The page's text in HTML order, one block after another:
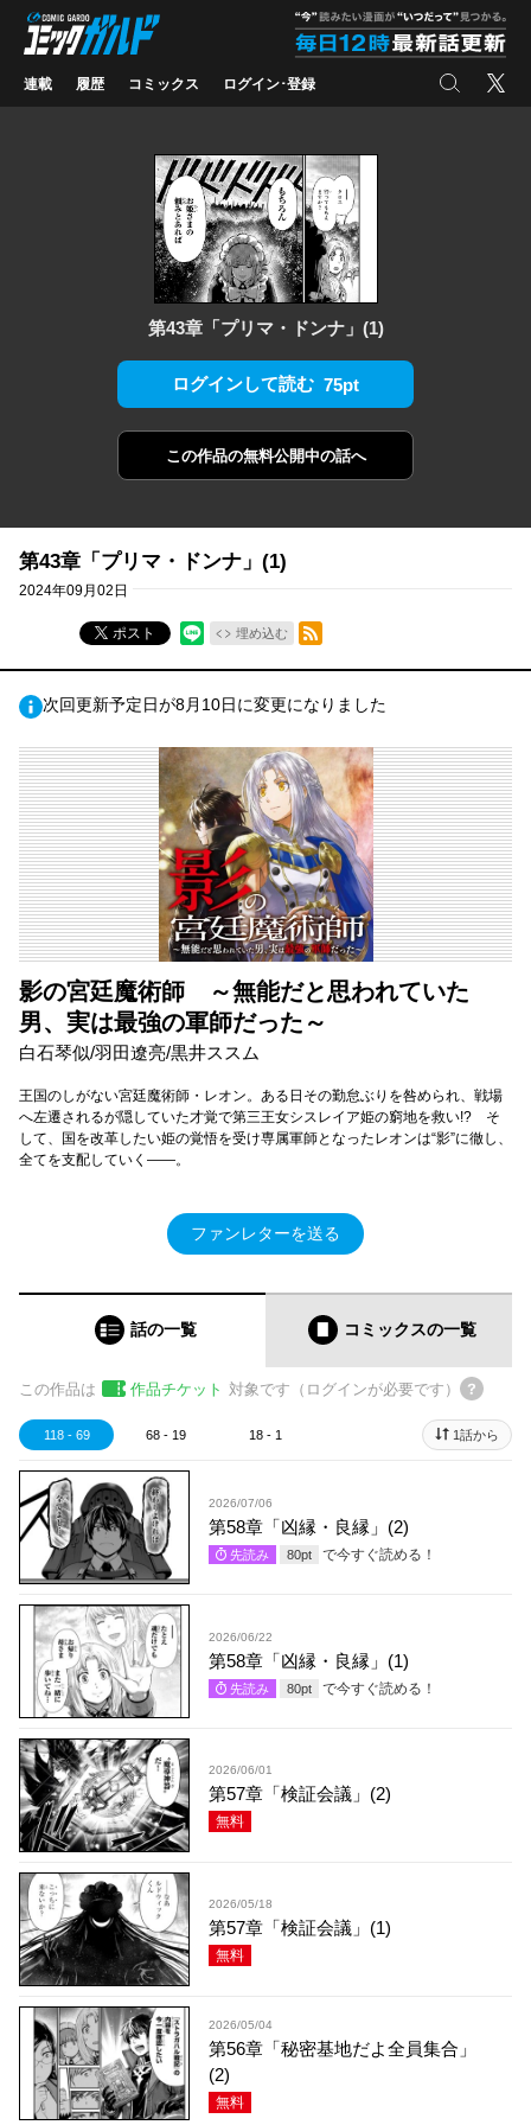
コミックガルド
連載 履歴 コミックス ログイン･登録 検索 X
第43章「プリマ・ドンナ」(1)
ログインして読む 75pt
この作品の無料公開中の話へ
第43章「プリマ・ドンナ」(1)
2024年09月02日
ポスト 埋め込む
RSSフィード
次回更新予定日が8月10日に変更になりました
影の宮廷魔術師 ～無能だと思われていた
男、実は最強の軍師だった～
白石琴似/羽田遼亮/黒井ススム
王国のしがない宮廷魔術師・レオン。ある日その勤怠ぶりを咎められ、戦場
へ左遷されるが隠していた才覚で第三王女シスレイア姫の窮地を救い!? そ
して、国を改革したい姫の覚悟を受け専属軍師となったレオンは“影”に徹し、
全てを支配していく――。
ファンレターを送る
話の一覧 コミックスの一覧
この作品は 作品チケット 対象です（ログインが必要です）
118 - 69 68 - 19 18 - 1 1話から
2026/07/06
第58章「凶縁・良縁」(2)
先読み 80pt で今すぐ読める！
2026/06/22
第58章「凶縁・良縁」(1)
先読み 80pt で今すぐ読める！
2026/06/01
第57章「検証会議」(2)
無料
2026/05/18
第57章「検証会議」(1)
無料
2026/05/04
第56章「秘密基地だよ全員集合」
(2)
無料